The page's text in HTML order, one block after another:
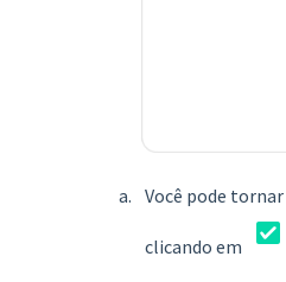
Você pode
clicando em